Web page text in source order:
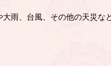
雨、台風、その他の天災な